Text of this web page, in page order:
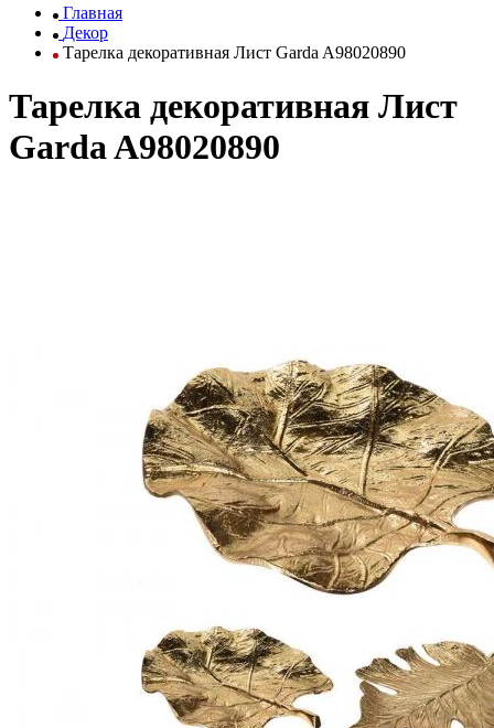
Главная
Декор
Тарелка декоративная Лист Garda A98020890
Тарелка декоративная Лист
Garda A98020890